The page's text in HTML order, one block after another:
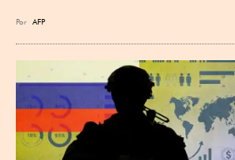
Por AFP